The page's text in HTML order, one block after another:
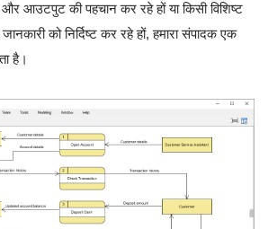
आउटपुट की पहचान कर रहे हों या किसी विशिष्ट
को निर्दिष्ट कर रहे हों, हमारा संपादक एक
है।